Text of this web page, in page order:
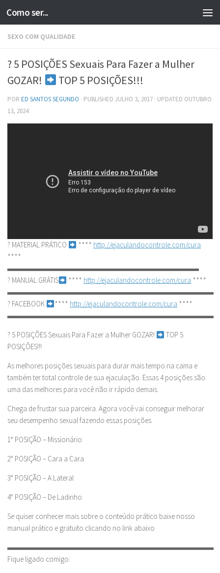
Skip to content
Como ser...
SEXO COM QUALIDADE
? 5 POSIÇÕES Sexuais Para Fazer a Mulher
GOZAR!
TOP 5 POSIÇÕES!!!
POR ED SANTOS SEGUNDO · PUBLISHED JULHO 3, 2017 · UPDATED OUTUBRO
13, 2024
? MATERIAL PRÁTICO **** http://ejaculandocontrole.com/cura
****
▬▬▬▬▬▬▬▬▬▬▬▬▬▬▬▬▬▬▬▬▬▬▬▬▬▬
? MANUAL GRÁTIS
**** http://ejaculandocontrole.com/cura ****
▬▬▬▬▬▬▬▬▬▬▬▬▬▬▬▬▬▬▬▬▬▬▬▬▬▬▬▬
? FACEBOOK
**** http://ejaculandocontrole.com/cura ****
▬▬▬▬▬▬▬▬▬▬▬▬▬▬▬▬▬▬▬▬▬▬▬▬▬▬▬▬
? 5 POSIÇÕES Sexuais Para Fazer a Mulher GOZAR!
TOP 5
POSIÇÕES!!!
As melhores posições sexuais para durar mais tempo na cama e
também ter total controle de sua ejaculação. Essas 4 posições são
uma das melhores para você não ir rápido demais.
Chega de frustar sua parceira. Agora você vai conseguir melhorar
seu desempenho sexual fazendo essas posições.
1° POSIÇÃO – Missionário
2° POSIÇÃO – Cara a Cara
3° POSIÇÃO – A Lateral
4° POSIÇÃO – De Ladinho
Se quiser conhecer mais sobre o conteúdo prático baixe nosso
manual prático e gratuito clicando no link abaixo
▬▬▬▬▬▬▬▬▬▬▬▬▬▬▬▬▬▬▬▬▬▬▬▬▬▬▬▬
Fique ligado comigo: